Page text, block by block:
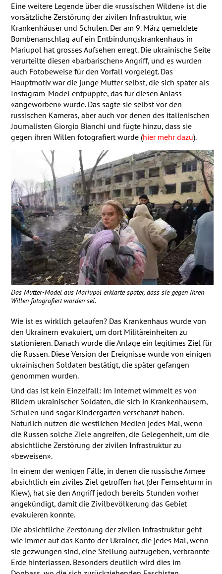
Eine weitere Legende über die «russischen Wilden» ist die
vorsätzliche Zerstörung der zivilen Infrastruktur, wie
Krankenhäuser und Schulen. Der am 9. März gemeldete
Bombenanschlag auf ein Entbindungskrankenhaus in
Mariupol hat grosses Aufsehen erregt. Die ukrainische Seite
verurteilte diesen «barbarischen» Angriff, und es wurden
auch Fotobeweise für den Vorfall vorgelegt. Das
Hauptmotiv war die junge Mutter selbst, die sich später als
Instagram-Model entpuppte, das für diesen Anlass
«angeworben» wurde. Das sagte sie selbst vor den
russischen Kameras, aber auch vor denen des italienischen
Journalisten Giorgio Bianchi und fügte hinzu, dass sie
gegen ihren Willen fotografiert wurde (hier mehr dazu).
Das Mutter-Model aus Mariupol erklärte später, dass sie gegen ihren
Willen fotografiert worden sei.
Wie ist es wirklich gelaufen? Das Krankenhaus wurde von
den Ukrainern evakuiert, um dort Militäreinheiten zu
stationieren. Danach wurde die Anlage ein legitimes Ziel für
die Russen. Diese Version der Ereignisse wurde von einigen
ukrainischen Soldaten bestätigt, die später gefangen
genommen wurden.
Und das ist kein Einzelfall: Im Internet wimmelt es von
Bildern ukrainischer Soldaten, die sich in Krankenhäusern,
Schulen und sogar Kindergärten verschanzt haben.
Natürlich nutzen die westlichen Medien jedes Mal, wenn
die Russen solche Ziele angreifen, die Gelegenheit, um die
absichtliche Zerstörung der zivilen Infrastruktur zu
«beweisen».
In einem der wenigen Fälle, in denen die russische Armee
absichtlich ein ziviles Ziel getroffen hat (der Fernsehturm in
Kiew), hat sie den Angriff jedoch bereits Stunden vorher
angekündigt, damit die Zivilbevölkerung das Gebiet
evakuieren konnte.
Die absichtliche Zerstörung der zivilen Infrastruktur geht
wie immer auf das Konto der Ukrainer, die jedes Mal, wenn
sie gezwungen sind, eine Stellung aufzugeben, verbrannte
Erde hinterlassen. Besonders deutlich wird dies im